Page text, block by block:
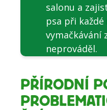
salonu a
psa při
vymačkávání
neprováděl.
PŘÍRODNÍ